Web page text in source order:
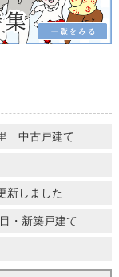
中古戸建て
新しました
・新築戸建て